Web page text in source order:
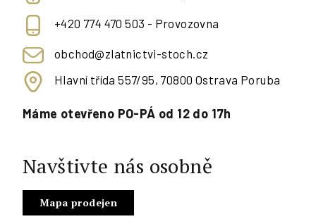
+420 774 470 503 - Provozovna
obchod@zlatnictvi-stoch.cz
Hlavní třída 557/95, 70800 Ostrava Poruba
Máme otevřeno PO-PÁ od 12 do 17h
Navštivte nás osobně
Mapa prodejen